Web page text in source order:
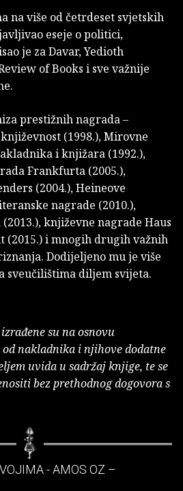
na više od četrdeset svjetskih
eseje o politici,
je za Davar, Yedioth
of Books i sve važnije
prestižnih nagrada –
(1998.), Mirovne
i knjižara (1992.),
Frankfurta (2005.),
(2004.), Heineove
nagrade (2010.),
književne nagrade Haus
(2015.) i mnogih drugih važnih
Dodijeljeno mu je više
sveučilištima diljem svijeta.
su na osnovu
nakladnika i njihove dodatne
uvida u sadržaj knjige, te se
bez prethodnog dogovora s
- AMOS OZ –